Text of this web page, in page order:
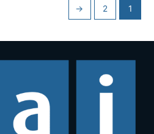
1
2
←